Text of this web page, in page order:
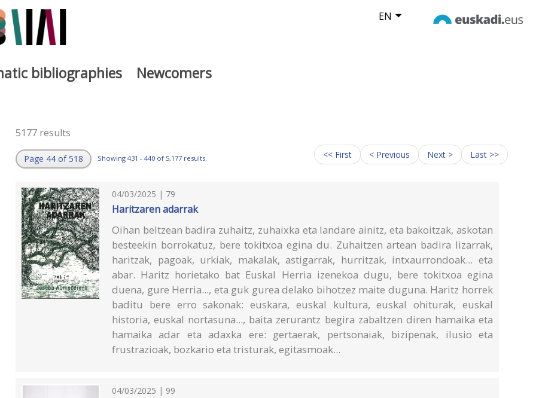
EN
bibliographies Newcomers
5177 results
Page 44 of 518 Showing 431 - 440 of 5,177 results. << First < Previous Next > Last >>
04/03/2025 | 79
Haritzaren adarrak
Oihan beltzean badira zuhaitz, zuhaixka eta landare ainitz, eta bakoitzak, askotan
besteekin borrokatuz, bere tokitxoa egina du. Zuhaitzen artean badira lizarrak,
haritzak, pagoak, urkiak, makalak, astigarrak, hurritzak, intxaurrondoak... eta
abar. Haritz horietako bat Euskal Herria izenekoa dugu, bere tokitxoa egina
duena, gure Herria..., eta guk gurea delako bihotzez maite duguna. Haritz horrek
baditu bere erro sakonak: euskara, euskal kultura, euskal ohiturak, euskal
historia, euskal nortasuna..., baita zerurantz begira zabaltzen diren hamaika eta
hamaika adar eta adaxka ere: gertaerak, pertsonaiak, bizipenak, ilusio eta
frustrazioak, bozkario eta tristurak, egitasmoak...
04/03/2025 | 99